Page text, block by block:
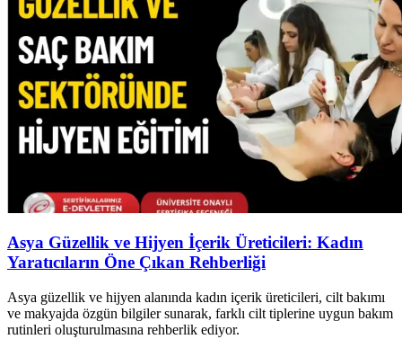
Asya Güzellik ve Hijyen İçerik Üreticileri: Kadın
Yaratıcıların Öne Çıkan Rehberliği
Asya güzellik ve hijyen alanında kadın içerik üreticileri, cilt bakımı
ve makyajda özgün bilgiler sunarak, farklı cilt tiplerine uygun bakım
rutinleri oluşturulmasına rehberlik ediyor.